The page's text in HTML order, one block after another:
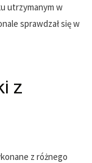
utrzymanym w
sprawdzał się w
z
z różnego